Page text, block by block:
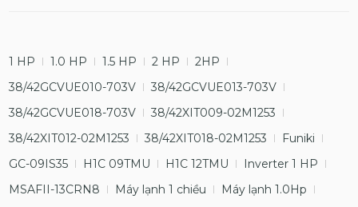
1 HP 1.0 HP 1.5 HP 2 HP
2HP
38/42GCVUE010-703V
38/42GCVUE013-703V
38/42GCVUE018-703V
38/42XIT009-02M1253
38/42XIT012-02M1253
38/42XIT018-02M1253
Funiki
GC-09IS35
H1C 09TMU H1C 12TMU
Inverter 1 HP
MSAFII-13CRN8
Máy lạnh 1 chiều
Máy lạnh 1.0Hp